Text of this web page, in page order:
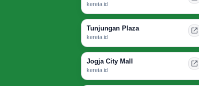
kereta.id
Tunjungan Plaza
kereta.id
Jogja City Mall
kereta.id